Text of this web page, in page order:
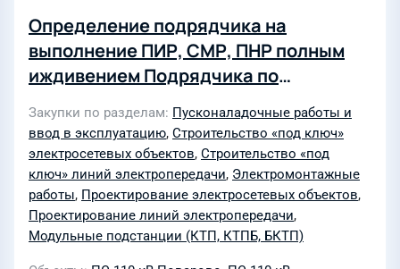
Определение подрядчика на
выполнение ПИР, СМР, ПНР полным
иждивением Подрядчика по
Солнечногорскому району по приказу
2580 от 15.07.2026 г. (2 объекта:
Строительство ВЛИ-0,38 кВ от
ТП-10/0,4кВ (сооруж. по дог. С8-25-
302-227788(389523) от 03.09.2025),
ПС 71 "Поварово", ВРЩ-0,4 кВ, в т.ч.
ПИР, МО, Солнечногорский р-н, д.
Закупки по разделам Пусконаладочные работы и
ввод в эксплуатацию, Строительство «под ключ»
электросетевых объектов, Строительство «под
ключ» линий электропередачи, Электромонтажные
работы, Проектирование электросетевых объектов,
Проектирование линий электропередачи,
Модульные подстанции (КТП, КТПБ, БКТП)